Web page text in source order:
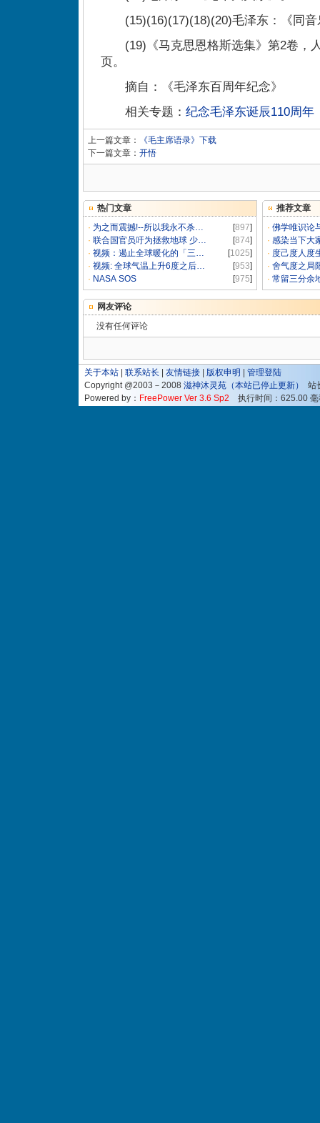
(15)(16)(17)(18)(20)毛泽东：《同音
(19)《马克思恩格斯选集》第2卷，
页。
摘自：《毛泽东百周年纪念》
相关专题： 纪念毛泽东诞辰110周年
上一篇文章：
《毛主席语录》下载
下一篇文章： 开悟
热门文章
推荐文章
· 为之而震撼!--所以我永不杀… [897]
· 联合国官员吁为拯救地球 少… [874]
· 视频：遏止全球暖化的「三… [1025]
· 视频: 全球气温上升6度之后… [953]
· NASA SOS [975]
· 佛学唯识论
· 感染当下大
· 度己度人度
· 舍气度之局
· 常留三分余
网友评论
没有任何评论
关于本站 联系站长 友情链接 版权申明
管理登陆
Copyright @2003－2008 滋神沐灵苑 （本站已停止更新）
站
Powered by： FreePower Ver 3.6 Sp2 执行时间：625.00